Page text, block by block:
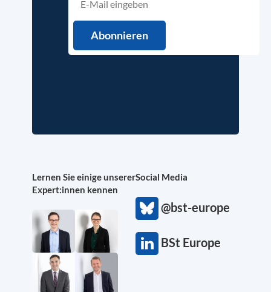
Lernen Sie einige unserer
Expert:innen kennen
Social Media
@bst-europe
BSt Europe